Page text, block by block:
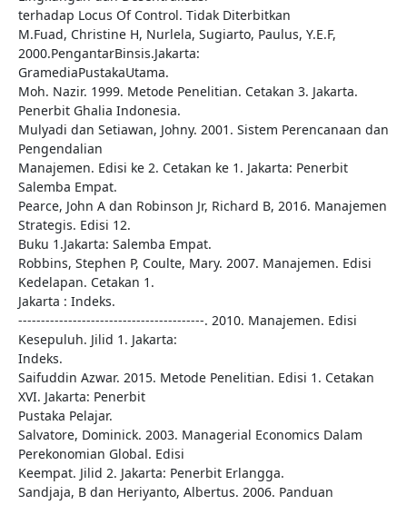
terhadap Locus Of Control. Tidak Diterbitkan
M.Fuad, Christine H, Nurlela, Sugiarto, Paulus, Y.E.F,
2000.PengantarBinsis.Jakarta:
GramediaPustakaUtama.
Moh. Nazir. 1999. Metode Penelitian. Cetakan 3. Jakarta.
Penerbit Ghalia Indonesia.
Mulyadi dan Setiawan, Johny. 2001. Sistem Perencanaan dan
Pengendalian
Manajemen. Edisi ke 2. Cetakan ke 1. Jakarta: Penerbit
Salemba Empat.
Pearce, John A dan Robinson Jr, Richard B, 2016. Manajemen
Strategis. Edisi 12.
Buku 1.Jakarta: Salemba Empat.
Robbins, Stephen P, Coulte, Mary. 2007. Manajemen. Edisi
Kedelapan. Cetakan 1.
Jakarta : Indeks.
-----------------------------------------. 2010. Manajemen. Edisi
Kesepuluh. Jilid 1. Jakarta:
Indeks.
Saifuddin Azwar. 2015. Metode Penelitian. Edisi 1. Cetakan
XVI. Jakarta: Penerbit
Pustaka Pelajar.
Salvatore, Dominick. 2003. Managerial Economics Dalam
Perekonomian Global. Edisi
Keempat. Jilid 2. Jakarta: Penerbit Erlangga.
Sandjaja, B dan Heriyanto, Albertus. 2006. Panduan